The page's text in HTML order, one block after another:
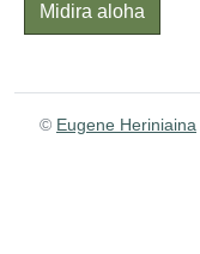
Midira aloha
© Eugene Heriniaina